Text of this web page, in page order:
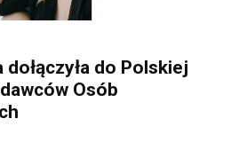
do Polskiej
Osób